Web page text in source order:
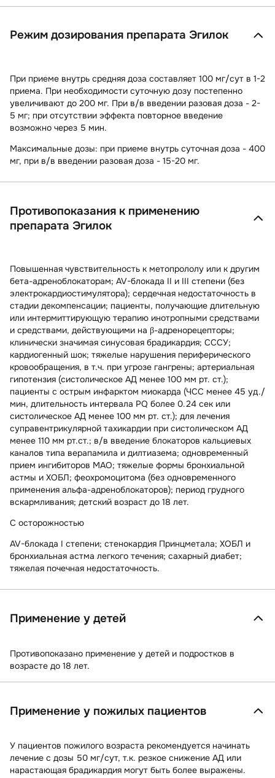
Режим дозирования препарата Эгилок
При приеме внутрь средняя доза составляет 100 мг/сут в 1-2
приема. При необходимости суточную дозу постепенно
увеличивают до 200 мг. При в/в введении разовая доза - 2-
5 мг; при отсутствии эффекта повторное введение
возможно через 5 мин.
Максимальные дозы: при приеме внутрь суточная доза - 400
мг, при в/в введении разовая доза - 15-20 мг.
Противопоказания к применению
препарата Эгилок
Повышенная чувствительность к метопрололу или к другим
бета-адреноблокаторам; AV-блокада II и III степени (без
электрокардиостимулятора); сердечная недостаточность в
стадии декомпенсации; пациенты, получающие длительную
или интермиттирующую терапию инотропными средствами
и средствами, действующими на β-адренорецепторы;
клинически значимая синусовая брадикардия; СССУ;
кардиогенный шок; тяжелые нарушения периферического
кровообращения, в т.ч. при угрозе гангрены; артериальная
гипотензия (систолическое АД менее 100 мм рт. ст.);
пациенты с острым инфарктом миокарда (ЧСС менее 45 уд./
мин, длительность интервала PQ более 0.24 сек или
систолическое АД менее 100 мм рт. ст.); для лечения
суправентрикулярной тахикардии при систолическом АД
менее 110 мм рт.ст.; в/в введение блокаторов кальциевых
каналов типа верапамила и дилтиазема; одновременный
прием ингибиторов МАО; тяжелые формы бронхиальной
астмы и ХОБЛ; феохромоцитома (без одновременного
применения альфа-адреноблокаторов); период грудного
вскармливания; детский возраст до 18 лет.
С осторожностью
AV-блокада I степени; стенокардия Принцметала; ХОБЛ и
бронхиальная астма легкого течения; сахарный диабет;
тяжелая почечная недостаточность.
Применение у детей
Противопоказано применение у детей и подростков в
возрасте до 18 лет.
Применение у пожилых пациентов
У пациентов пожилого возраста рекомендуется начинать
лечение с дозы 50 мг/сут, т.к. резкое снижение АД или
нарастающая брадикардия могут быть более выражены.